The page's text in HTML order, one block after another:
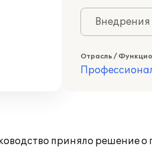
Внедрения
Отрасль /
приняло решение